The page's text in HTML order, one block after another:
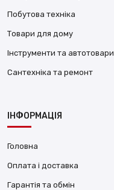
ІНФОРМАЦІЯ
Головна
Оплата і доставка
Гарантія та обмін
Побутова техніка
Товари для дому
Інструменти та автотовари
Сантехніка та ремонт